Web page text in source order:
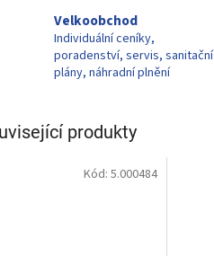
Velkoobchod
Individuální ceníky,
poradenství, servis, sanitační
plány, náhradní plnění
produkty
Kód: 5.000484